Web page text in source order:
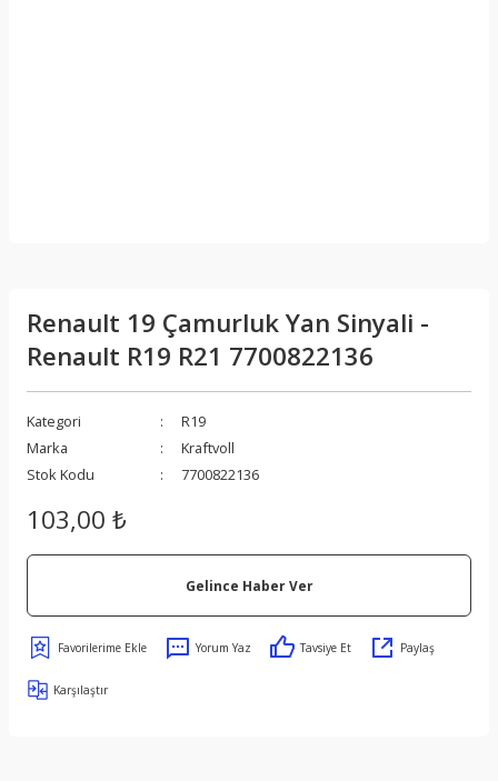
Renault 19 Çamurluk Yan Sinyali -
Renault R19 R21 7700822136
Kategori
R19
Marka
Kraftvoll
Stok Kodu
7700822136
103,00 ₺
Gelince Haber Ver
Yorum Yaz Tavsiye Et Paylaş
Karşılaştır